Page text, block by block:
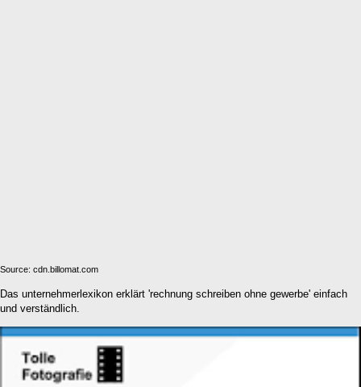
Source: cdn.billomat.com
Das unternehmerlexikon erklärt 'rechnung schreiben ohne gewerbe' einfach
und verständlich.